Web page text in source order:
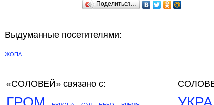
Поделиться…
Выдуманные посетителями:
ЖОПА
«СОЛОВЕЙ» связано с:
ГРОМ